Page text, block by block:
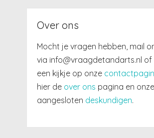
Over ons
Mocht je vragen hebben, mail
via info@vraagdetandarts.nl of
een kijkje op onze
hier de over ons pagina en onze
aangesloten deskundigen.